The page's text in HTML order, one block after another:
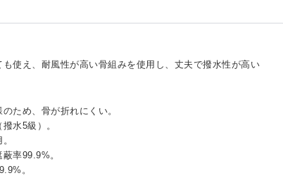
も使え、耐風性が高い骨組みを使用し、丈夫で撥水性が高い
のため、骨が折れにくい。
撥水5級）。
蔽率99.9%。
。